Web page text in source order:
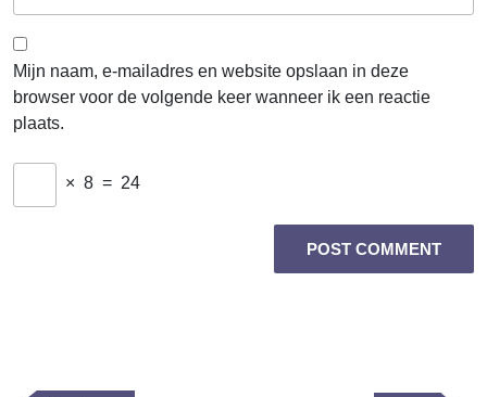
Mijn naam, e-mailadres en website opslaan in deze
browser voor de volgende keer wanneer ik een reactie
plaats.
× 8 = 24